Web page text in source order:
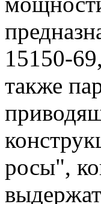
15150-
также
росы",